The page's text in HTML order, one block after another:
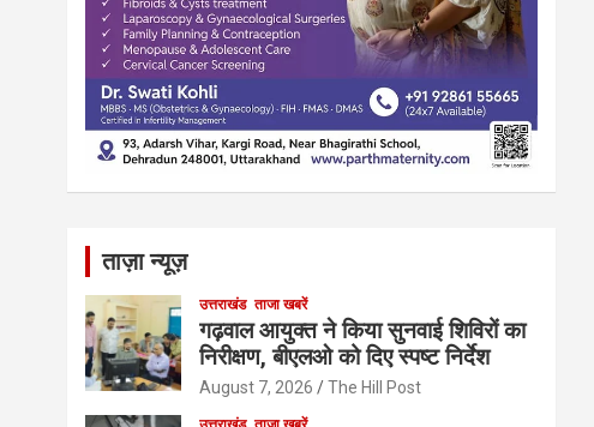
ताज़ा न्यूज़
उत्तराखंड ताजा खबरें
गढ़वाल आयुक्त ने किया सुनवाई शिविरों का
निरीक्षण, बीएलओ को दिए स्पष्ट निर्देश
August 7, 2026 The Hill Post